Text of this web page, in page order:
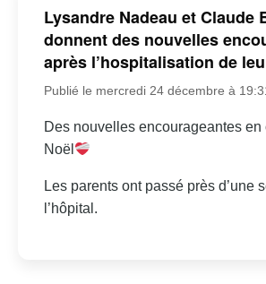
Lysandre Nadeau et Claude
donnent des nouvelles
après l’hospitalisation de
Publié le mercredi 24 décembre à
Des nouvelles encourageantes en
Noël
Les parents ont passé près d’une
l’hôpital.